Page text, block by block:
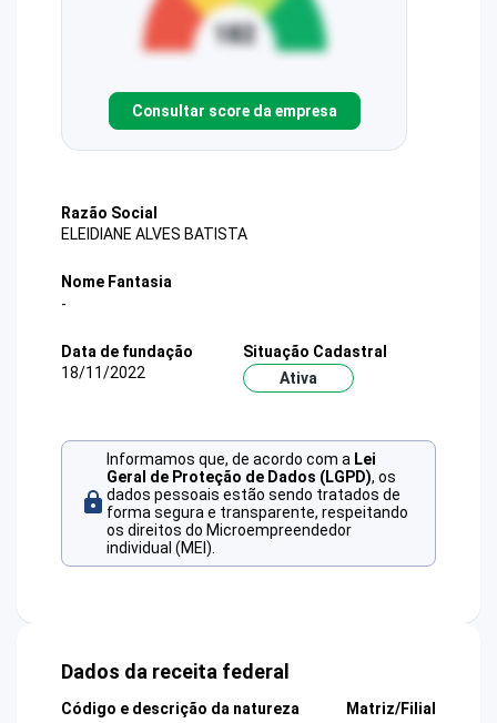
Consultar score da empresa
Razão Social
ELEIDIANE ALVES BATISTA
Nome Fantasia
-
Data de fundação
18/11/2022
Situação Cadastral
Ativa
Informamos que, de acordo com a Lei
Geral de Proteção de Dados (LGPD), os
dados pessoais estão sendo tratados de
forma segura e transparente, respeitando
os direitos do Microempreendedor
individual (MEI).
Dados da receita federal
Código e descrição da natureza
Matriz/Filial